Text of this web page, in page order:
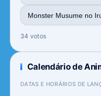
Monster Musume no
34 votos
Calendário de
DATAS E HORÁRIOS DE